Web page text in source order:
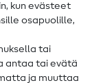
kun evästeet
osapuolille,
tai
antaa tai evätä
ja muuttaa